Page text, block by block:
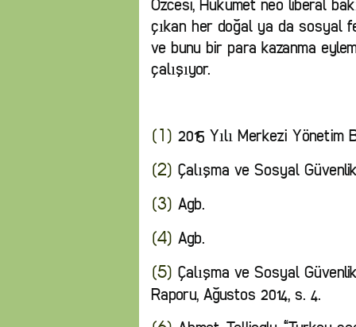
Özcesi, Hükümet neo liberal
çıkan her doğal ya da sosyal
ve bunu bir para kazanma
çalışıyor.
[1] 2015 Yılı Merkezi Yönetim
[2] Çalışma ve Sosyal
[3] Agb.
[4] Agb.
[5] Çalışma ve Sosyal
Raporu, Ağustos 2014, s. 4.